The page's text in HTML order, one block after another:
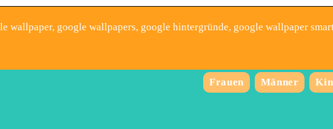
wallpaper, google wallpapers, google hintergründe, google wallpaper
Frauen Männer